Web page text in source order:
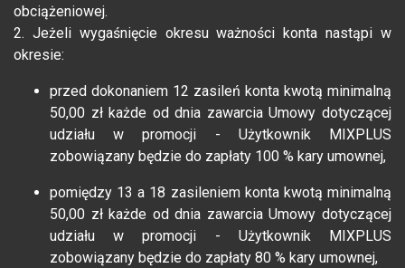
obciążeniowej.
2. Jeżeli wygaśnięcie okresu ważności konta nastąpi w
okresie:
przed dokonaniem 12 zasileń konta kwotą minimalną
50,00 zł każde od dnia zawarcia Umowy dotyczącej
udziału w promocji - Użytkownik MIXPLUS
zobowiązany będzie do zapłaty 100 % kary umownej,
pomiędzy 13 a 18 zasileniem konta kwotą minimalną
50,00 zł każde od dnia zawarcia Umowy dotyczącej
udziału w promocji - Użytkownik MIXPLUS
zobowiązany będzie do zapłaty 80 % kary umownej,